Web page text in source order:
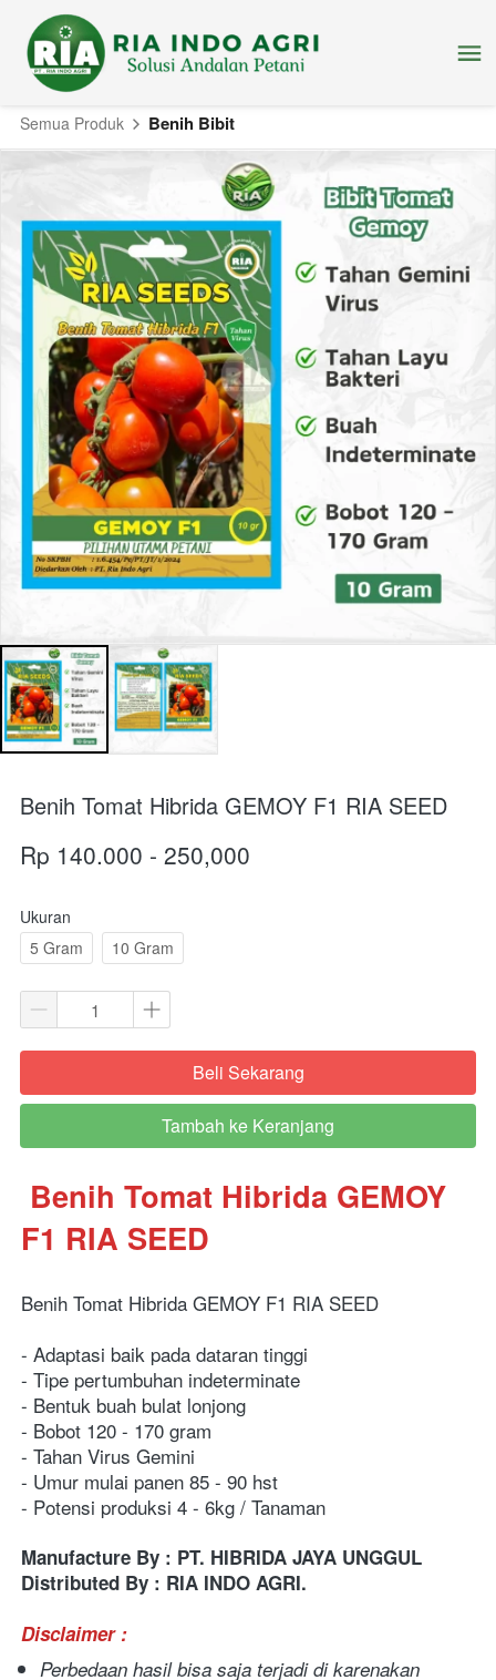
Semua Produk Benih Bibit
Benih Tomat Hibrida GEMOY F1 RIA SEED
Rp 140.000 - 250,000
Ukuran
5 Gram
10 Gram
`Beli Sekarang
`
Tambah ke Keranjang
F1 RIA SEED
Benih Tomat Hibrida GEMOY F1 RIA SEED
- Adaptasi baik pada dataran tinggi
- Tipe pertumbuhan indeterminate
- Bentuk buah bulat lonjong
- Bobot 120 - 170 gram
- Tahan Virus Gemini
- Umur mulai panen 85 - 90 hst
- Potensi produksi 4 - 6kg / Tanaman
Manufacture By : PT. HIBRIDA JAYA UNGGUL
Distributed By : RIA INDO AGRI.
Disclaimer :
Perbedaan hasil bisa saja terjadi di karenakan